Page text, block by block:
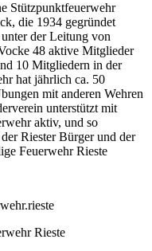
Stützpunktfeuerwehr
die 1934 gegründet
der Leitung von
48 aktive Mitglieder
10 Mitgliedern in der
hat jährlich ca. 50
mit anderen Wehren
unterstützt mit
aktiv, und so
Riester Bürger und der
Feuerwehr Rieste
Rieste